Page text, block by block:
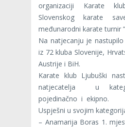
organizaciji Karate
Slovenskog karate
međunarodni karate turnir
Na natjecanju je
iz 72 kluba Slovenije,
Austrije i BiH.
Karate klub Ljubuški
natjecatelja u
pojedinačno i ekipno.
Uspješni u svojim
– Anamarija Boras 1.